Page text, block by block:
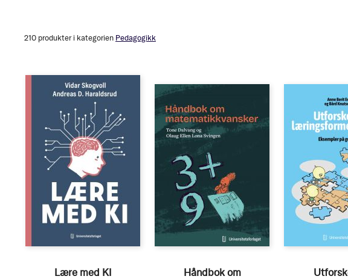
210 produkter i kategorien Pedagogikk
Lære med KI
Håndbok om